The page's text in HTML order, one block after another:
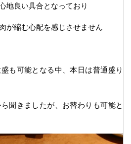
地良い具合となっており
が縮む心配を感じさせません
も可能となる中、本日は普通盛り
聞きましたが、お替わりも可能と